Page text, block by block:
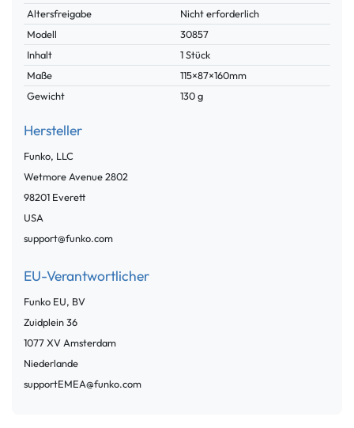
Merkmal
Altersfreigabe
Nicht erforderlich
Modell
30857
Inhalt
1 Stück
Maße
115×87×160mm
Gewicht
130 g
Hersteller
Funko, LLC
Wetmore Avenue2802
98201 Everett
USA
support@funko.com
EU-Verantwortlicher
Funko EU, BV
Zuidplein36
1077 XV Amsterdam
Niederlande
supportEMEA@funko.com